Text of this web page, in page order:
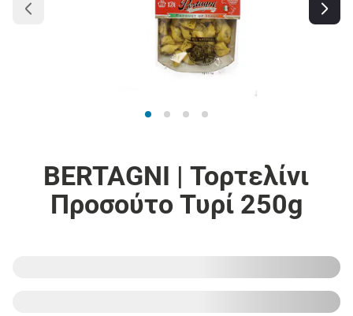
BERTAGNI | Τορτελίνι
Προσούτο Τυρί 250g